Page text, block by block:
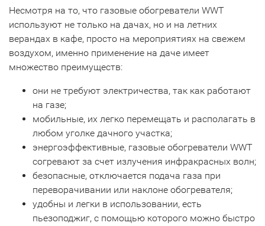
Несмотря на то, что газовые обогреватели WWT
используют не только на дачах, но и на летних
верандах в кафе, просто на мероприятиях на свежем
воздухом, именно применение на даче имеет
множество преимуществ:
они не требуют электричества, так как работают
на газе;
мобильные, их легко перемещать и располагать в
любом уголке дачного участка;
энергоэффективные, газовые обогреватели WWT
согревают за счет излучения инфракрасных волн;
безопасные, отключается подача газа при
переворачивании или наклоне обогревателя;
удобны и легки в использовании, есть
пьезоподжиг, с помощью которого можно быстро